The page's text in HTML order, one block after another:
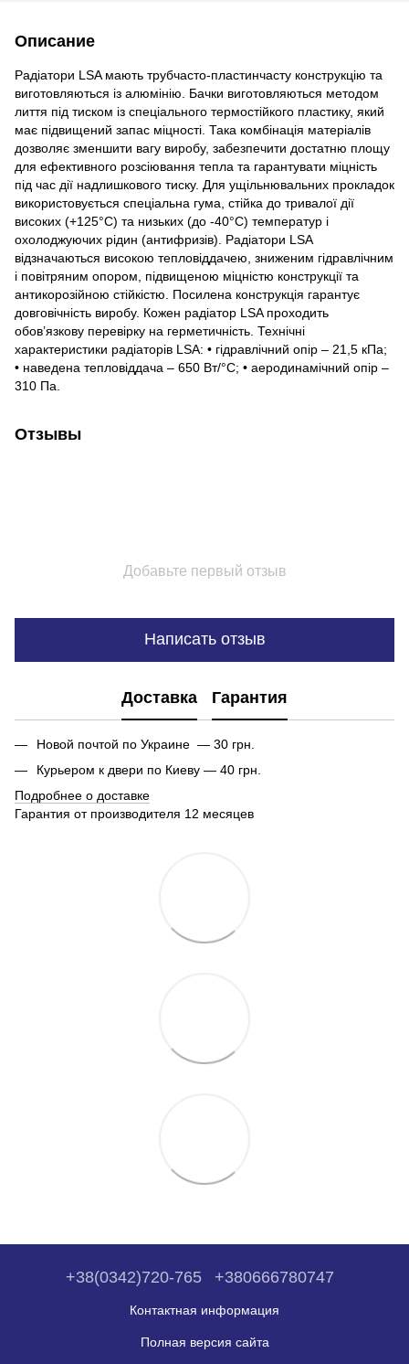
Описание
Радіатори LSA мають трубчасто-пластинчасту конструкцію та
виготовляються із алюмінію. Бачки виготовляються методом
лиття під тиском із спеціального термостійкого пластику, який
має підвищений запас міцності. Така комбінація матеріалів
дозволяє зменшити вагу виробу, забезпечити достатню площу
для ефективного розсіювання тепла та гарантувати міцність
під час дії надлишкового тиску. Для ущільнювальних прокладок
використовується спеціальна гума, стійка до тривалої дії
високих (+125°C) та низьких (до -40°C) температур і
охолоджуючих рідин (антифризів). Радіатори LSA
відзначаються високою тепловіддачею, зниженим гідравлічним
і повітряним опором, підвищеною міцністю конструкції та
антикорозійною стійкістю. Посилена конструкція гарантує
довговічність виробу. Кожен радіатор LSA проходить
обов’язкову перевірку на герметичність. Технічні
характеристики радіаторів LSA: • гідравлічний опір – 21,5 кПа;
• наведена тепловіддача – 650 Вт/°С; • аеродинамічний опір –
310 Па.
Отзывы
Добавьте первый отзыв
Написать отзыв
Доставка Гарантия
Новой почтой по Украине — 30 грн.
Курьером к двери по Киеву — 40 грн.
Подробнее о доставке
Гарантия от производителя 12 месяцев
+38(0342)720-765 +380666780747
Контактная информация
Полная версия сайта